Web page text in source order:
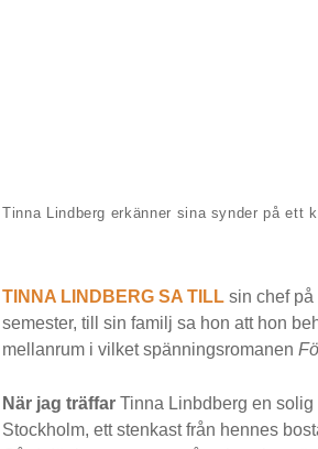
Tinna Lindberg erkänner sina synder på ett
TINNA LINDBERG SA TILL sin chef på
semester, till sin familj sa hon att hon
mellanrum i vilket spänningsromanen
När jag träffar Tinna Linbdberg en
Stockholm, ett stenkast från hennes